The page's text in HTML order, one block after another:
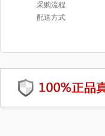
采购流程
配送方式